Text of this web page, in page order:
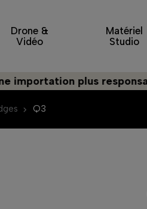
Drone &
Vidéo
Matériel
Studio
plus responsable
Q3